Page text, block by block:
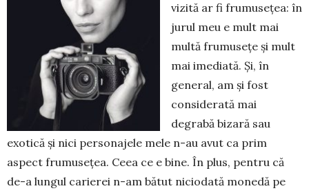
vizită ar fi frumuseţea: în
jurul meu e mult mai
multă frumuseţe şi mult
mai imediată. Şi, în
general, am şi fost
consi­de­rată mai
degrabă bizară sau
exotică şi nici per­sonajele mele n-au avut ca prim
aspect fru­museţea. Ceea ce e bine. În plus, pentru că
de-a lungul carierei n-am bătut niciodată monedă pe